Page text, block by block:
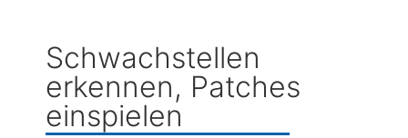
Schwachstellen
erkennen, Patches
einspielen